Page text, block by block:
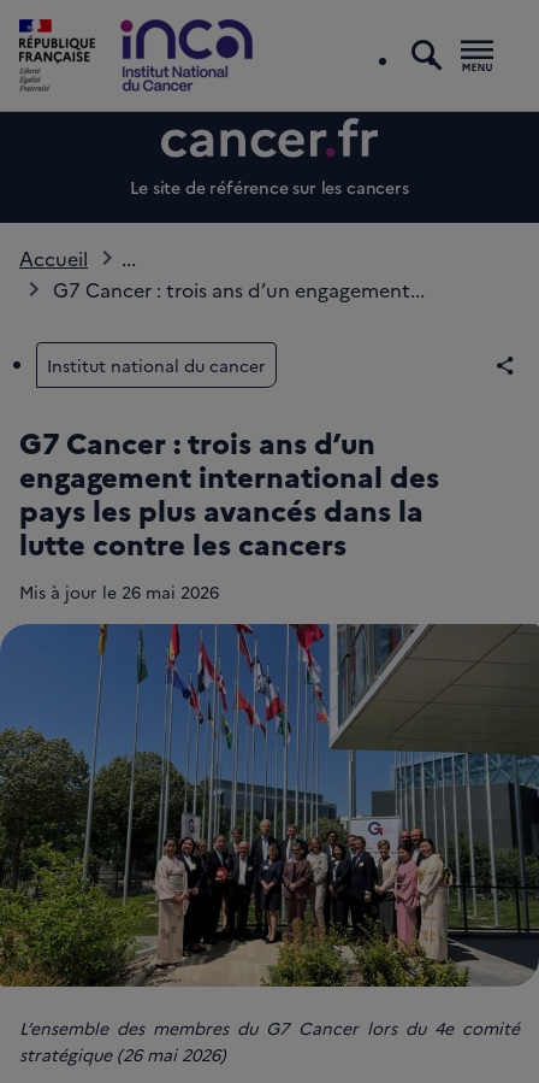
Le site de référence sur les cancers
Accueil
...
G7 Cancer : trois ans d’un engagement...
Institut national du cancer
G7 Cancer : trois ans d’un
engagement international des
pays les plus avancés dans la
lutte contre les cancers
Mis à jour le 26 mai 2026
L’ensemble des membres du G7 Cancer lors du 4e comité
stratégique (26 mai 2026)